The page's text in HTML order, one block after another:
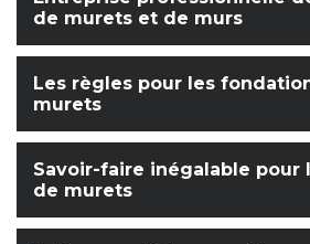
de murets et de murs
Les règles pour les
murets
Savoir-faire inégalable pour
de murets